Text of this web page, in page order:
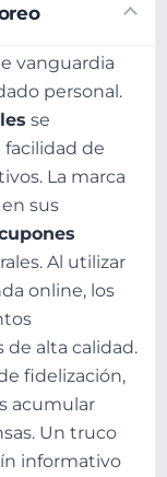
vanguardia
personal.
se
de
La marca
en sus
Al utilizar
online, los
alta calidad.
fidelización,
acumular
Un truco
informativo